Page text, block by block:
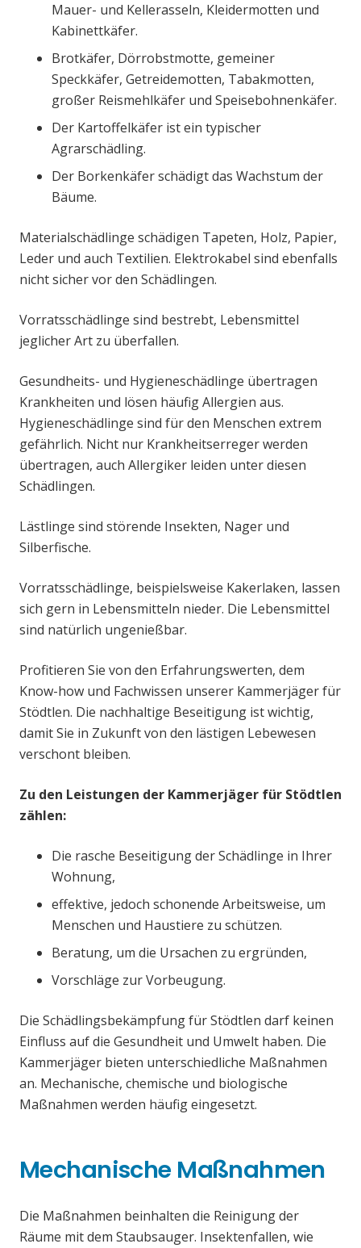
Mauer- und Kellerasseln, Kleidermotten und
Kabinettkäfer.
Brotkäfer, Dörrobstmotte, gemeiner
Speckkäfer, Getreidemotten, Tabakmotten,
großer Reismehlkäfer und Speisebohnenkäfer.
Der Kartoffelkäfer ist ein typischer
Agrarschädling.
Der Borkenkäfer schädigt das Wachstum der
Bäume.
Materialschädlinge schädigen Tapeten, Holz, Papier,
Leder und auch Textilien. Elektrokabel sind ebenfalls
nicht sicher vor den Schädlingen.
Vorratsschädlinge sind bestrebt, Lebensmittel
jeglicher Art zu überfallen.
Gesundheits- und Hygieneschädlinge übertragen
Krankheiten und lösen häufig Allergien aus.
Hygieneschädlinge sind für den Menschen extrem
gefährlich. Nicht nur Krankheitserreger werden
übertragen, auch Allergiker leiden unter diesen
Schädlingen.
Lästlinge sind störende Insekten, Nager und
Silberfische.
Vorratsschädlinge, beispielsweise Kakerlaken, lassen
sich gern in Lebensmitteln nieder. Die Lebensmittel
sind natürlich ungenießbar.
Profitieren Sie von den Erfahrungswerten, dem
Know-how und Fachwissen unserer Kammerjäger für
Stödtlen. Die nachhaltige Beseitigung ist wichtig,
damit Sie in Zukunft von den lästigen Lebewesen
verschont bleiben.
Zu den Leistungen der Kammerjäger für Stödtlen
zählen:
Die rasche Beseitigung der Schädlinge in Ihrer
Wohnung,
effektive, jedoch schonende Arbeitsweise, um
Menschen und Haustiere zu schützen.
Beratung, um die Ursachen zu ergründen,
Vorschläge zur Vorbeugung.
Die Schädlingsbekämpfung für Stödtlen darf keinen
Einfluss auf die Gesundheit und Umwelt haben. Die
Kammerjäger bieten unterschiedliche Maßnahmen
an. Mechanische, chemische und biologische
Maßnahmen werden häufig eingesetzt.
Mechanische Maßnahmen
Die Maßnahmen beinhalten die Reinigung der
Räume mit dem Staubsauger. Insektenfallen, wie